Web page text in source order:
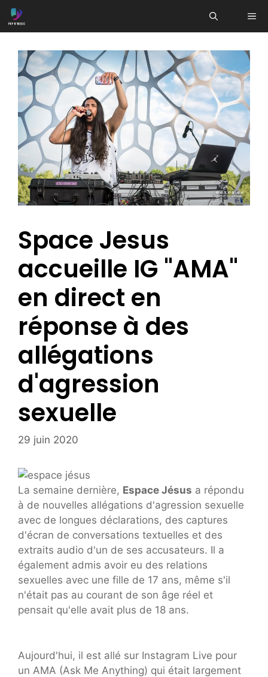
Aller
au
Space Jesus
accueille IG "AMA"
en direct en
réponse à des
allégations
d'agression
sexuelle
29 juin 2020
La semaine dernière, Espace Jésus a répondu
à de nouvelles allégations d'agression sexuelle
avec de longues déclarations, des captures
d'écran de conversations textuelles et des
extraits audio d'un de ses accusateurs. Il a
également admis avoir eu des relations
sexuelles avec une fille de 17 ans, même s'il
n'était pas au courant de son âge réel et
pensait qu'elle avait plus de 18 ans.
Aujourd'hui, il est allé sur Instagram Live pour
un AMA (Ask Me Anything) qui était largement